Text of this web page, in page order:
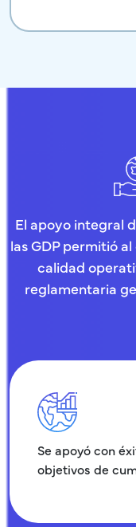
El apoyo integral
las GDP permitió
calidad
reglamentaria
Se apoyó con
objetivos de